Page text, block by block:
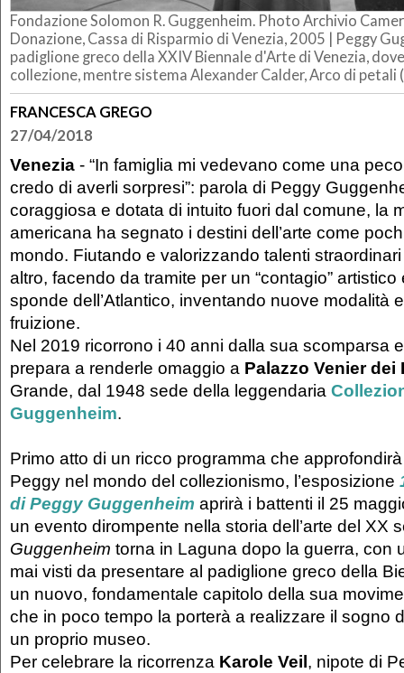
Fondazione Solomon R. Guggenheim. Photo Archivio
Donazione, Cassa di Risparmio di Venezia, 2005 | Peggy
padiglione greco della XXIV Biennale d'Arte di Venezia,
collezione, mentre sistema Alexander Calder, Arco di petali
FRANCESCA GREGO
27/04/2018
Venezia - “In famiglia mi vedevano come una
credo di averli sorpresi”: parola di Peggy
coraggiosa e dotata di intuito fuori dal comune, la
americana ha segnato i destini dell’arte come
mondo. Fiutando e valorizzando talenti
altro, facendo da tramite per un “contagio”
sponde dell’Atlantico, inventando nuove modalità
fruizione.
Nel 2019 ricorrono i 40 anni dalla sua scomparsa
prepara a renderle omaggio a Palazzo Venier dei
Grande, dal 1948 sede della leggendaria
Guggenheim.
Primo atto di un ricco programma che
Peggy nel mondo del collezionismo, l’esposizione
di Peggy Guggenheim aprirà i battenti il 25
un evento dirompente nella storia dell’arte del XX
Guggenheim torna in Laguna dopo la guerra, con
mai visti da presentare al padiglione greco della
un nuovo, fondamentale capitolo della sua
che in poco tempo la porterà a realizzare il sogno
un proprio museo.
Per celebrare la ricorrenza Karole Veil, nipote di